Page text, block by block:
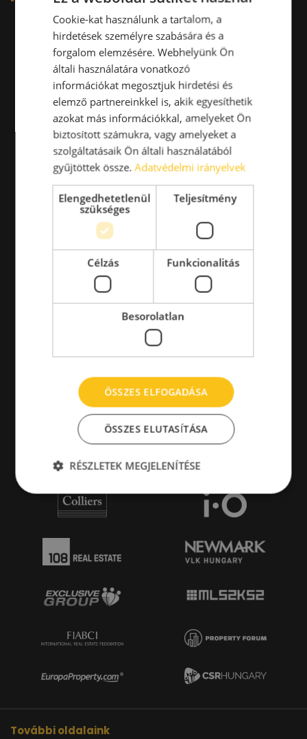
További oldalaink
Cookie-kat használunk a tartalom, a
hirdetések személyre szabására és a
forgalom elemzésére. Webhelyünk Ön
általi használatára vonatkozó
információkat megosztjuk hirdetési és
elemző partnereinkkel is, akik egyesíthetik
azokat más információkkal, amelyeket Ön
biztosított számukra, vagy amelyeket a
szolgáltatásaik Ön általi használatából
gyűjtöttek össze.Adatvédelmi irányelvek
Elengedhetetlenül
szükséges
Teljesítmény
Célzás Funkcionalitás
Besorolatlan
ÖSSZES ELFOGADÁSA
ÖSSZES ELUTASÍTÁSA
RÉSZLETEK MEGJELENÍTÉSE